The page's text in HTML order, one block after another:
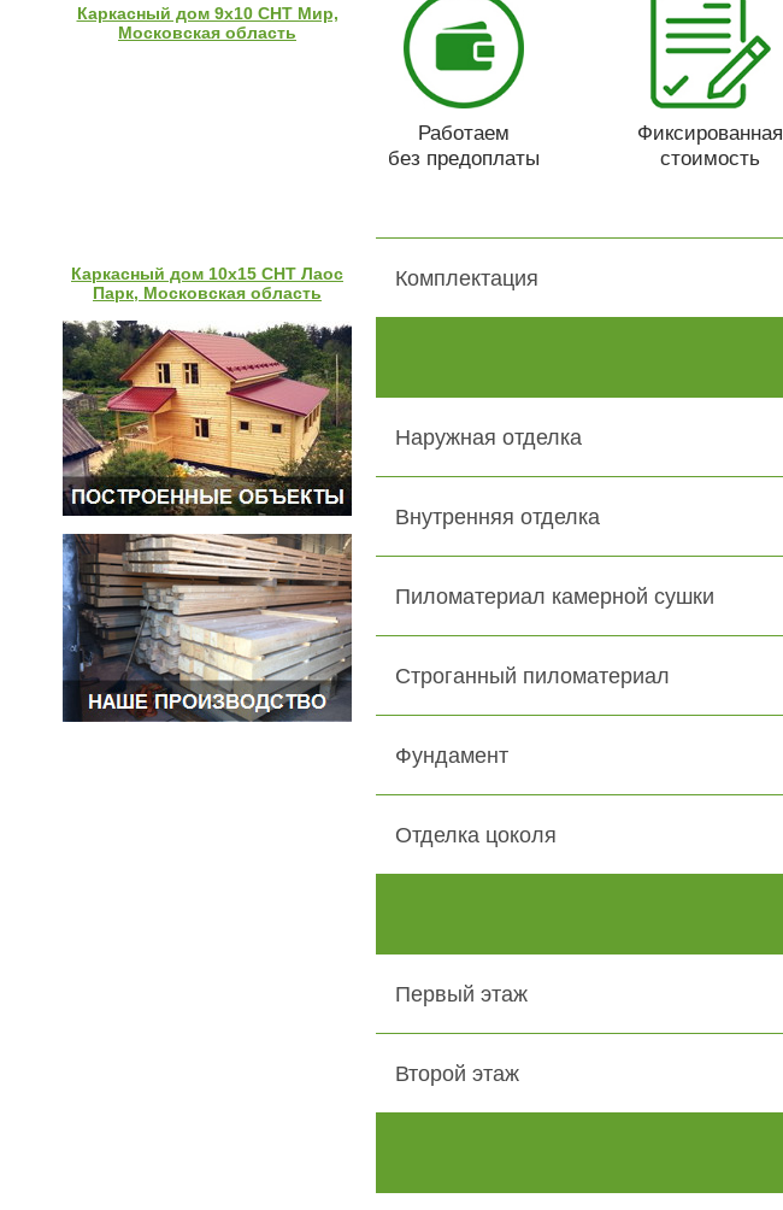
Работаем
без предоплаты
Фиксированная
стоимость
Комплектация
Наружная отделка
Внутренняя отделка
Пиломатериал камерной сушки
Строганный пиломатериал
Фундамент
Отделка цоколя
Первый этаж
Второй этаж
Каркасный дом 9х10 СНТ Мир,
Московская область
Каркасный дом 10х15 СНТ Лаос
Парк, Московская область